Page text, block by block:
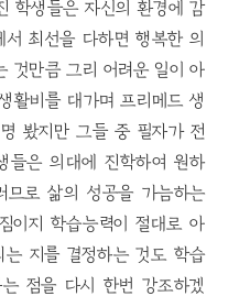
학생들은 자신의 환경에 감
최선을 다하면 행복한 의
것만큼 그리 어려운 일이 아
활비를 대가며 프리메드 생
봤지만 그들 중 필자가 전
들은 의대에 진학하여 원하
므로 삶의 성공을 가늠하는
이지 학습능력이 절대로 아
지를 결정하는 것도 학습
점을 다시 한번 강조하겠